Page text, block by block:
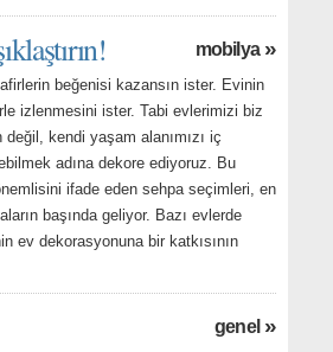
mobilya»
beğenisi kazansın ister. Evinin
izlenmesini ister. Tabi evlerimizi biz
kendi yaşam alanımızı iç
adına dekore ediyoruz. Bu
ifade eden sehpa seçimleri, en
başında geliyor. Bazı evlerde
ev dekorasyonuna bir katkısının
genel»